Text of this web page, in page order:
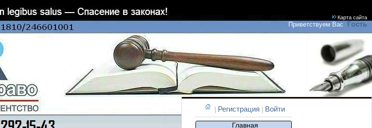
Карта сайта
Приветствуем Вас Гость
Регистрация Войти
Главная